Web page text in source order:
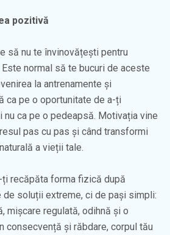
pozitivă
să nu te învinovățești pentru
normal să te bucuri de aceste
la antrenamente și
ca pe o oportunitate de a-ți
nu ca pe o pedeapsă. Motivația vine
pas cu pas și când transformi
a vieții tale.
ți recăpăta forma fizică după
de soluții extreme, ci de pași simpli:
mișcare regulată, odihnă și o
consecvență și răbdare, corpul tău